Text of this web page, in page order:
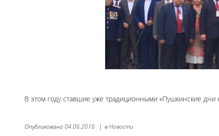
В этом году ставшие уже традиционными «Пушкинские
Опубликовано 04.06.2016 | вНовости